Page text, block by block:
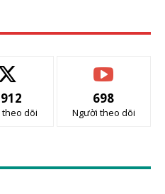
theo dõi
698
Người theo dõi